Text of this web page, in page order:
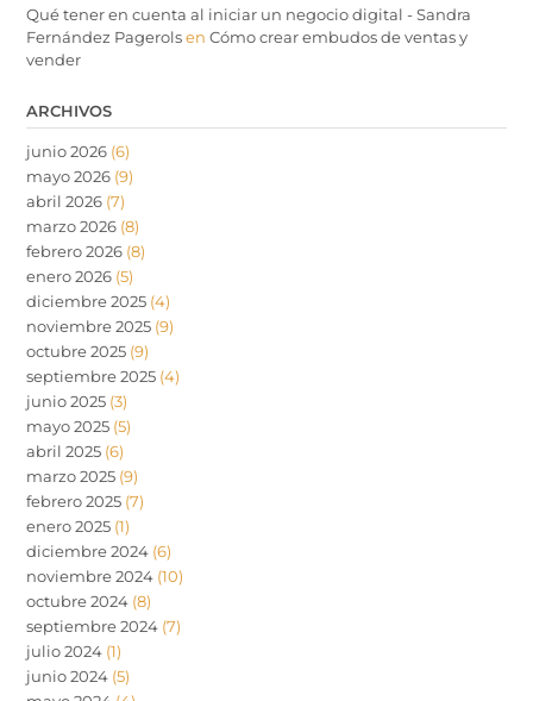
Qué tener en cuenta al iniciar un negocio digital - Sandra
Fernández Pagerolsen Cómo crear embudos de ventas y
vender
ARCHIVOS
junio 2026 (6)
mayo 2026 (9)
abril 2026 (7)
marzo 2026 (8)
febrero 2026 (8)
enero 2026 (5)
diciembre 2025 (4)
noviembre 2025 (9)
octubre 2025 (9)
septiembre 2025 (4)
junio 2025 (3)
mayo 2025 (5)
abril 2025 (6)
marzo 2025 (9)
febrero 2025 (7)
enero 2025 (1)
diciembre 2024 (6)
noviembre 2024 (10)
octubre 2024 (8)
septiembre 2024 (7)
julio 2024 (1)
junio 2024 (5)